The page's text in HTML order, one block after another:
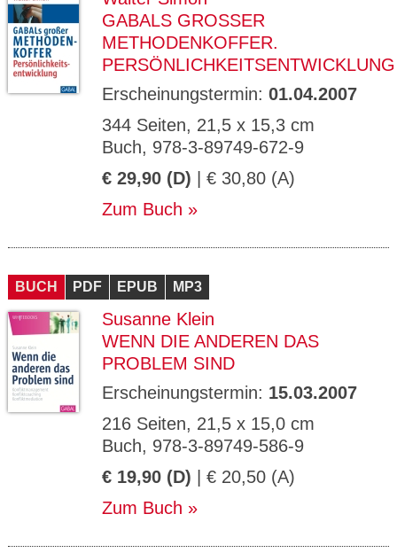
GABALS GROSSER M
ETHODENKOFFER. P
ERSÖNLICHKEITSENTWICKLUNG
Erscheinungstermin: 01.04.2007
344 Seiten, 21,5 x 15,3 cm
Buch, 978-3-89749-672-9
€ 29,90 (D) | € 30,80 (A)
Zum Buch
BUCH PDF EPUB MP3
Susanne Klein
WENN DIE ANDEREN DAS
PROBLEM SIND
Erscheinungstermin: 15.03.2007
216 Seiten, 21,5 x 15,0 cm
Buch, 978-3-89749-586-9
€ 19,90 (D) | € 20,50 (A)
Zum Buch